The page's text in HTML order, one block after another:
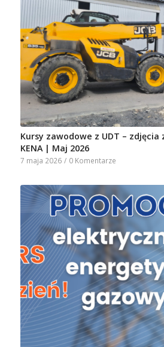
Kursy zawodowe z UDT – zdjęcia
KENA | Maj 2026
7 maja 2026 / 0 Komentarze